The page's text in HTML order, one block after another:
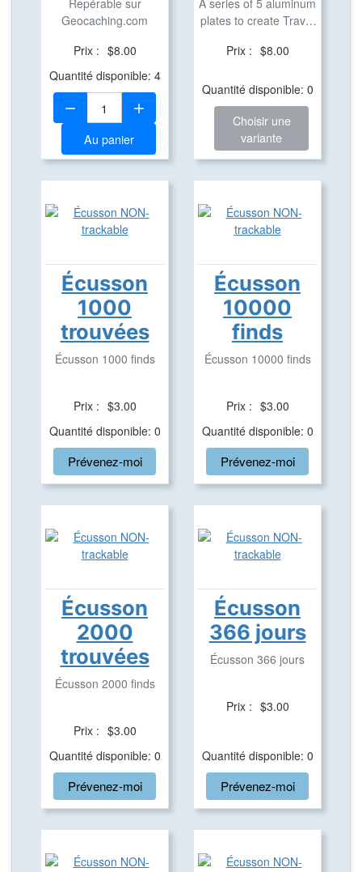
Repérable sur
Geocaching.com
Prix : $8.00
Quantité disponible: 4
Quantité:
Au panier
A series of 5 aluminum
plates to create Travel
Prix : $8.00
Quantité disponible: 0
Choisir une
variante
Écusson
1000
trouvées
Écusson 1000 finds
Prix : $3.00
Quantité disponible: 0
Prévenez-moi
Écusson
10000
finds
Écusson 10000 finds
Prix : $3.00
Quantité disponible: 0
Prévenez-moi
Écusson
2000
trouvées
Écusson 2000 finds
Prix : $3.00
Quantité disponible: 0
Prévenez-moi
Écusson
366 jours
Écusson 366 jours
Prix : $3.00
Quantité disponible: 0
Prévenez-moi